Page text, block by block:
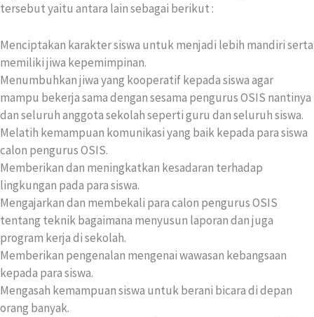
tersebut yaitu antara lain sebagai berikut :
Menciptakan karakter siswa untuk menjadi lebih mandiri serta
memiliki jiwa kepemimpinan.
Menumbuhkan jiwa yang kooperatif kepada siswa agar
mampu bekerja sama dengan sesama pengurus OSIS nantinya
dan seluruh anggota sekolah seperti guru dan seluruh siswa.
Melatih kemampuan komunikasi yang baik kepada para siswa
calon pengurus OSIS.
Memberikan dan meningkatkan kesadaran terhadap
lingkungan pada para siswa.
Mengajarkan dan membekali para calon pengurus OSIS
tentang teknik bagaimana menyusun laporan dan juga
program kerja di sekolah.
Memberikan pengenalan mengenai wawasan kebangsaan
kepada para siswa.
Mengasah kemampuan siswa untuk berani bicara di depan
orang banyak.